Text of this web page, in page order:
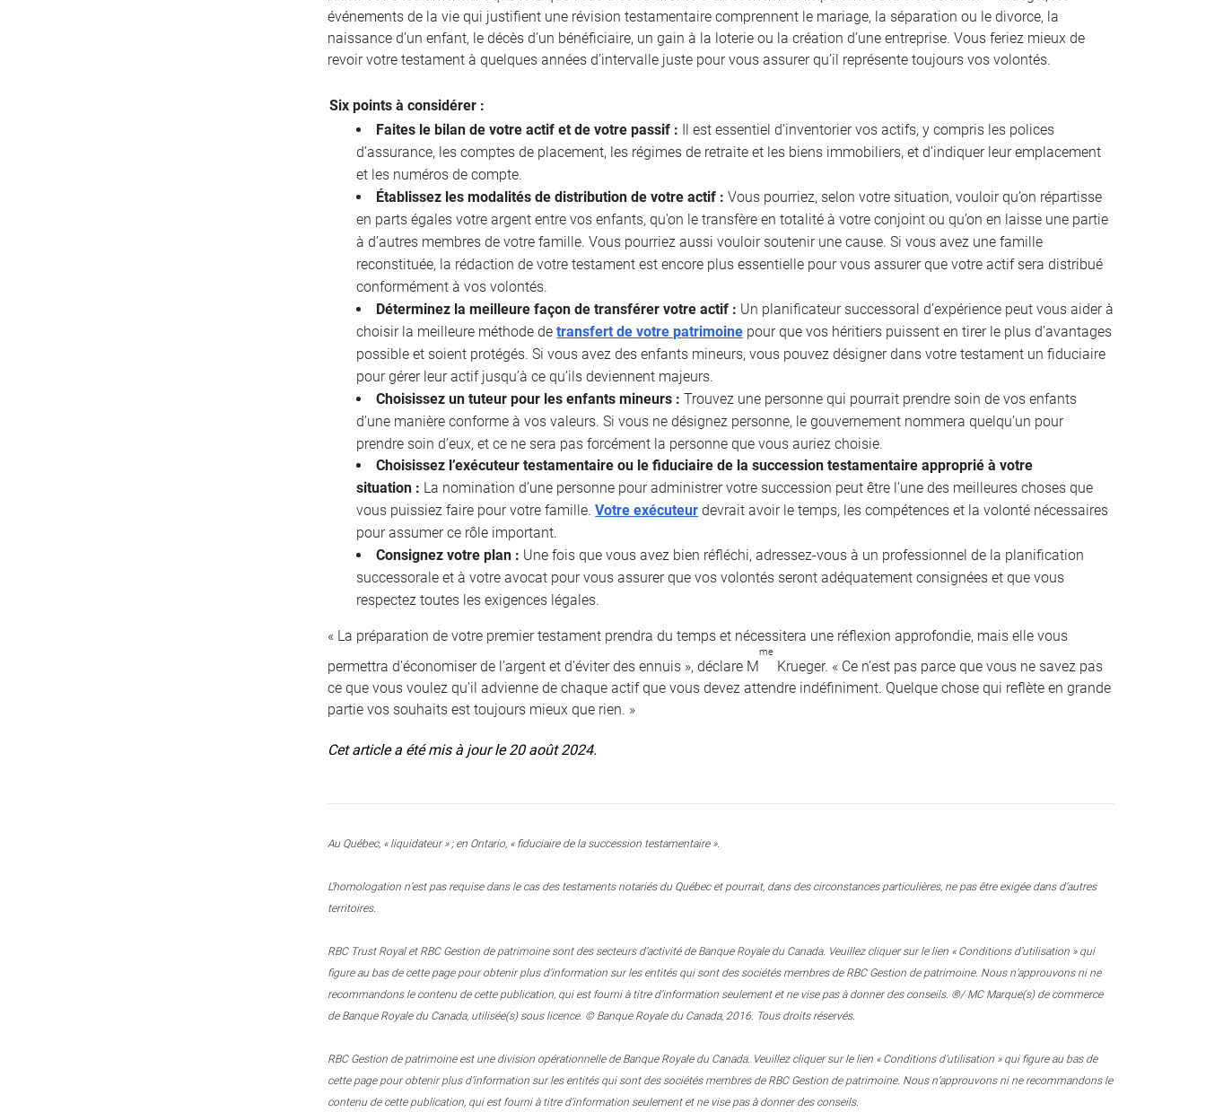
événements de la vie qui justifient une révision testamentaire comprennent le mariage, la séparation ou le divorce, la
naissance d’un enfant, le décès d’un bénéficiaire, un gain à la loterie ou la création d’une entreprise. Vous feriez mieux de
revoir votre testament à quelques années d’intervalle juste pour vous assurer qu’il représente toujours vos volontés.
Six points à considérer :
Faites le bilan de votre actif et de votre passif : Il est essentiel d’inventorier vos actifs, y compris les polices
d’assurance, les comptes de placement, les régimes de retraite et les biens immobiliers, et d’indiquer leur emplacement
et les numéros de compte.
Établissez les modalités de distribution de votre actif : Vous pourriez, selon votre situation, vouloir qu’on répartisse
en parts égales votre argent entre vos enfants, qu’on le transfère en totalité à votre conjoint ou qu’on en laisse une partie
à d’autres membres de votre famille. Vous pourriez aussi vouloir soutenir une cause. Si vous avez une famille
reconstituée, la rédaction de votre testament est encore plus essentielle pour vous assurer que votre actif sera distribué
conformément à vos volontés.
Déterminez la meilleure façon de transférer votre actif : Un planificateur successoral d’expérience peut vous aider à
choisir la meilleure méthode detransfert de votre patrimoine pour que vos héritiers puissent en tirer le plus d’avantages
possible et soient protégés. Si vous avez des enfants mineurs, vous pouvez désigner dans votre testament un fiduciaire
pour gérer leur actif jusqu’à ce qu’ils deviennent majeurs.
Choisissez un tuteur pour les enfants mineurs : Trouvez une personne qui pourrait prendre soin de vos enfants
d’une manière conforme à vos valeurs. Si vous ne désignez personne, le gouvernement nommera quelqu’un pour
prendre soin d’eux, et ce ne sera pas forcément la personne que vous auriez choisie.
Choisissez l’exécuteur testamentaire ou le fiduciaire de la succession testamentaire approprié à votre
situation : La nomination d’une personne pour administrer votre succession peut être l’une des meilleures choses que
vous puissiez faire pour votre famille.Votre exécuteur devrait avoir le temps, les compétences et la volonté nécessaires
pour assumer ce rôle important.
Consignez votre plan : Une fois que vous avez bien réfléchi, adressez-vous à un professionnel de la planification
successorale et à votre avocat pour vous assurer que vos volontés seront adéquatement consignées et que vous
respectez toutes les exigences légales.
« La préparation de votre premier testament prendra du temps et nécessitera une réflexion approfondie, mais elle vous
permettra d’économiser de l’argent et d’éviter des ennuis », déclare M
me
Krueger. « Ce n’est pas parce que vous ne savez pas
ce que vous voulez qu’il advienne de chaque actif que vous devez attendre indéfiniment. Quelque chose qui reflète en grande
partie vos souhaits est toujours mieux que rien. »
Cet article a été mis à jour le 20 août 2024.
Au Québec, « liquidateur » ; en Ontario, « fiduciaire de la succession testamentaire ».
L’homologation n’est pas requise dans le cas des testaments notariés du Québec et pourrait, dans des circonstances particulières, ne pas être exigée dans d’autres
territoires.
RBC Trust Royal et RBC Gestion de patrimoine sont des secteurs d’activité de Banque Royale du Canada. Veuillez cliquer sur le lien « Conditions d’utilisation » qui
figure au bas de cette page pour obtenir plus d’information sur les entités qui sont des sociétés membres de RBC Gestion de patrimoine. Nous n’approuvons ni ne
recommandons le contenu de cette publication, qui est fourni à titre d’information seulement et ne vise pas à donner des conseils. ®/ MC Marque(s) de commerce
de Banque Royale du Canada, utilisée(s) sous licence. © Banque Royale du Canada, 2016. Tous droits réservés.
RBC Gestion de patrimoine est une division opérationnelle de Banque Royale du Canada. Veuillez cliquer sur le lien « Conditions d’utilisation » qui figure au bas de
cette page pour obtenir plus d’information sur les entités qui sont des sociétés membres de RBC Gestion de patrimoine. Nous n’approuvons ni ne recommandons le
contenu de cette publication, qui est fourni à titre d’information seulement et ne vise pas à donner des conseils.